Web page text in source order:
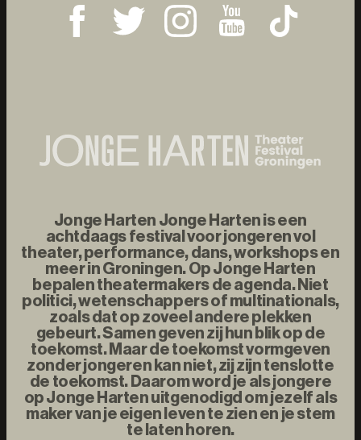
Jonge Harten Jonge Harten is een
achtdaags festival voor jongeren vol
theater, performance, dans, workshops en
meer in Groningen. Op Jonge Harten
bepalen theatermakers de agenda. Niet
politici, wetenschappers of multinationals,
zoals dat op zoveel andere plekken
gebeurt. Samen geven zij hun blik op de
toekomst. Maar de toekomst vormgeven
zonder jongeren kan niet, zij zijn tenslotte
de toekomst. Daarom word je als jongere
op Jonge Harten uitgenodigd om jezelf als
maker van je eigen leven te zien en je stem
te laten horen.